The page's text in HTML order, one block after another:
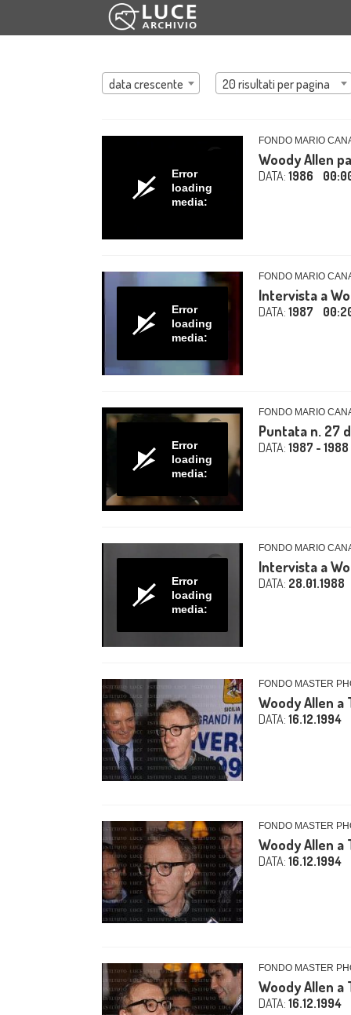
data crescente 20 risultati per pagina
Error
loading
media:
FONDO MARIO
Woody Allen
DATA: 1986
Error
loading
media:
FONDO MARIO
Intervista a
DATA: 1987
Error
loading
media:
FONDO MARIO
Puntata n. 27
DATA: 1987 - 1988
Error
loading
media:
FONDO MARIO
Intervista a
DATA: 28.01.1988
FONDO MASTER
Woody Allen a
DATA: 16.12.1994
FONDO MASTER
Woody Allen a
DATA: 16.12.1994
FONDO MASTER
Woody Allen a
DATA: 16.12.1994